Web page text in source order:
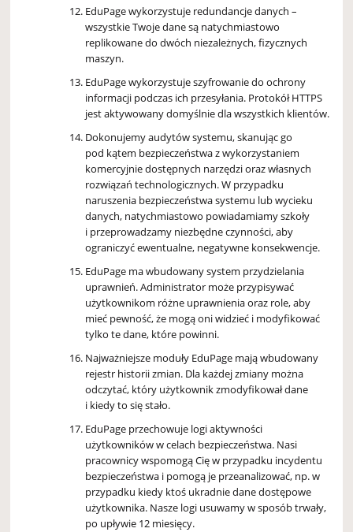
EduPage wykorzystuje redundancje danych –
wszystkie Twoje dane są natychmiastowo
replikowane do dwóch niezależnych, fizycznych
maszyn.
EduPage wykorzystuje szyfrowanie do ochrony
informacji podczas ich przesyłania. Protokół HTTPS
jest aktywowany domyślnie dla wszystkich klientów.
Dokonujemy audytów systemu, skanując go
pod kątem bezpieczeństwa z wykorzystaniem
komercyjnie dostępnych narzędzi oraz własnych
rozwiązań technologicznych. W przypadku
naruszenia bezpieczeństwa systemu lub wycieku
danych, natychmiastowo powiadamiamy szkoły
i przeprowadzamy niezbędne czynności, aby
ograniczyć ewentualne, negatywne konsekwencje.
EduPage ma wbudowany system przydzielania
uprawnień. Administrator może przypisywać
użytkownikom różne uprawnienia oraz role, aby
mieć pewność, że mogą oni widzieć i modyfikować
tylko te dane, które powinni.
Najważniejsze moduły EduPage mają wbudowany
rejestr historii zmian. Dla każdej zmiany można
odczytać, który użytkownik zmodyfikował dane
i kiedy to się stało.
EduPage przechowuje logi aktywności
użytkowników w celach bezpieczeństwa. Nasi
pracownicy wspomogą Cię w przypadku incydentu
bezpieczeństwa i pomogą je przeanalizować, np. w
przypadku kiedy ktoś ukradnie dane dostępowe
użytkownika. Nasze logi usuwamy w sposób trwały,
po upływie 12 miesięcy.